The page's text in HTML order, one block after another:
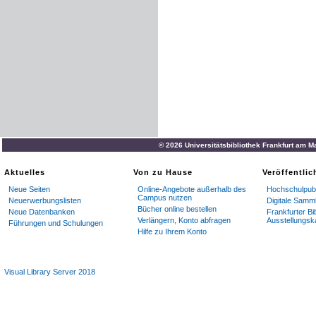
© 2026 Universitätsbibliothek Frankfurt am
Aktuelles
Neue Seiten
Neuerwerbungslisten
Neue Datenbanken
Führungen und Schulungen
Von zu Hause
Online-Angebote außerhalb des
Campus nutzen
Bücher online bestellen
Verlängern, Konto abfragen
Hilfe zu Ihrem Konto
Digitale
Frankfurter
Visual Library Server 2018